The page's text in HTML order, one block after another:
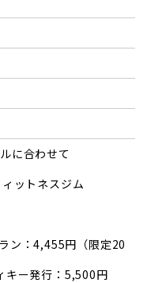
に合わせて
ットネスジム
ン：4,455円（限定20
キー発行：5,500円